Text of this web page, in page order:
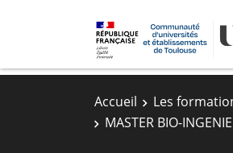
Accueil Les
MASTER BIO-